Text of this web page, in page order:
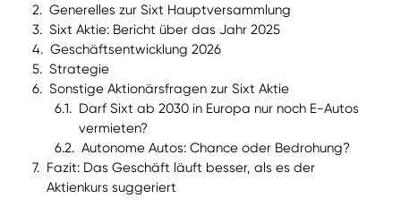
Generelles zur Sixt Hauptversammlung
Sixt Aktie: Bericht über das Jahr 2025
Geschäftsentwicklung 2026
Strategie
Sonstige Aktionärsfragen zur Sixt Aktie
Darf Sixt ab 2030 in Europa nur noch E-Autos
vermieten?
Autonome Autos: Chance oder Bedrohung?
Fazit: Das Geschäft läuft besser, als es der
Aktienkurs suggeriert